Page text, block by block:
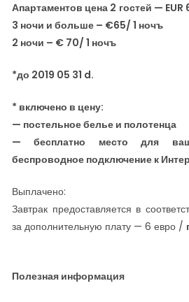
Апартаментов цена 2 гостей — EUR
3 ночи и больше – €65/ 1 ночъ
2 ночи – € 70/ 1 ночъ
*до 2019 05 31 d.
* включено в цену:
— постельное белье и полотенца
— бесплатно место для
беспроводное подключение к
Выплачено:
Завтрак предоставляется в
за дополнительную плату — 6 евро /
Полезная информация